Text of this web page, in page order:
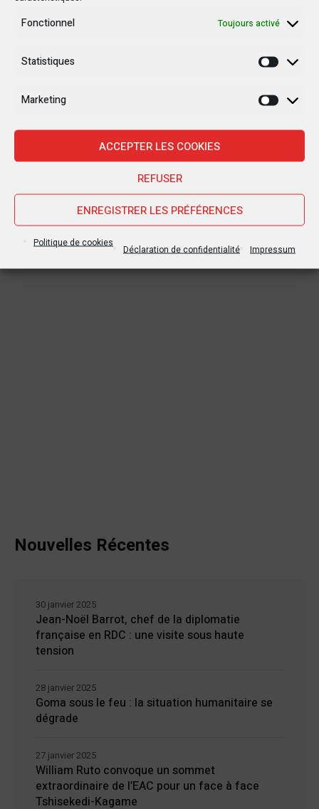
Fonctionnel Toujours activé
Statistiques
Marketing
ACCEPTER LES COOKIES
REFUSER
ENREGISTRER LES PRÉFÉRENCES
Politique de cookies
Déclaration de confidentialité Impressum
détaille les horreurs de
étranger flotte au Sud-
Nouvelles Récentes
Jean-Noël Barrot, chef de la diplomatie
française en RDC : une visite sous haute
tension
30 janvier 2025
Goma sous le feu : la situation humanitaire se
dégrade
28 janvier 2025
William Ruto convoque un sommet
extraordinaire de l’EAC pour un face à face
Tshisekedi-Kagame
27 janvier 2025